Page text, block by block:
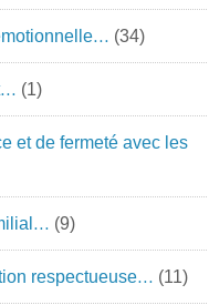
(34)
(1)
et de fermeté avec les
(9)
respectueuse… (11)